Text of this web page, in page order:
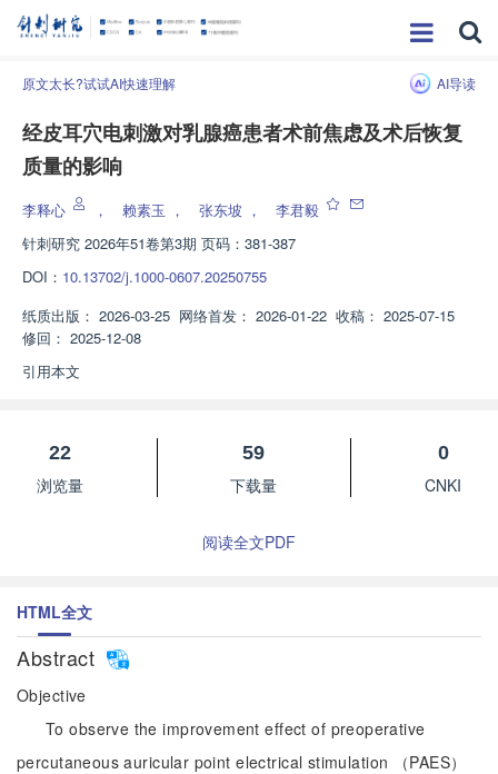
原文太长?试试AI快速理解 AI导读
经皮耳穴电刺激对乳腺癌患者术前焦虑及术后恢复
质量的影响
李释心 ， 赖素玉 ， 张东坡 ，
李君毅
针刺研究 2026年51卷第3期 页码：381-387
DOI： 10.13702/j.1000-0607.20250755
纸质出版： 2026-03-25 网络首发： 2026-01-22 收稿： 2025-07-15
修回： 2025-12-08
引用本文
22
浏览量
59
下载量
0
CNKI
阅读全文PDF
HTML全文
Abstract
Objective
To observe the improvement effect of preoperative
percutaneous auricular point electrical stimulation （PAES）